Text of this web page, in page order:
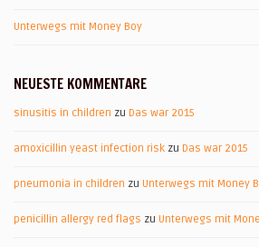
Unterwegs mit Money Boy
NEUESTE KOMMENTARE
sinusitis in children zu Das war 2015
amoxicillin yeast infection risk zu Das war 2015
pneumonia in children zu Unterwegs mit Money
penicillin allergy red flags zu Unterwegs mit